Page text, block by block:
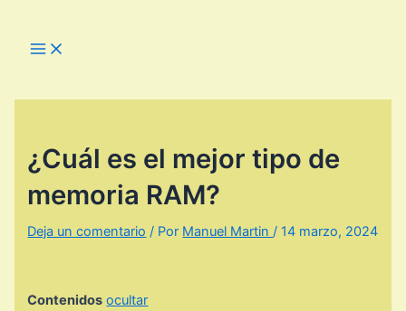
Main
Menu
¿Cuál es el mejor tipo de
memoria RAM?
Deja un comentario / Por Manuel Martin/14 marzo, 2024
Contenidos ocultar